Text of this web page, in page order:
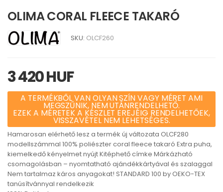
OLIMA CORAL FLEECE TAKARÓ
SKU: OLCF260
3 420 HUF
A TERMÉKBŐL VAN OLYAN SZÍN VAGY MÉRET AMI
MEGSZŰNIK, NEM UTÁNRENDELHETŐ.
EZEK A MÉRETEK A KÉSZLET EREJÉIG RENDELHETŐEK,
VISSZAVÉTEL NEM LEHETSÉGES.
Hamarosan elérhető lesz a termék új változata OLCF280
modellszámmal 100% poliészter coral fleece takaró Extra puha,
kiemelkedő kényelmet nyújt Kitéphető címke Márkázható
csomagolásban – nyomtatható ajándékkártyával és szalaggal
Nem tartalmaz káros anyagokat! STANDARD 100 by OEKO-TEX
tanúsítvánnyal rendelkezik